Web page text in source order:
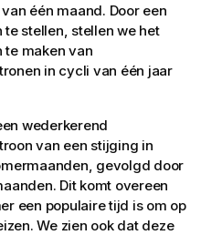
één maand. Door een
te stellen, stellen we het
te maken van
in cycli van één jaar
wederkerend
van een stijging in
gevolgd door
Dit komt overeen
een populaire tijd is om op
We zien ook dat deze